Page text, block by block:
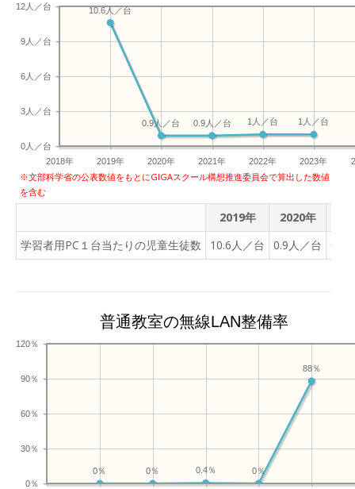
2018年 2019年 2020年 2021年 2022年 2023年
0人／台
3人／台
6人／台
9人／台
12人／台
1人／台
1人／台
0.9人／台
0.9人／台
10.6人／台
※文部科学省の公表数値をもとにGIGAスクール構想推進委員会で算出した数値
を含む
2019年 2020年
学習者用PC１台当たりの児童生徒数
10.6人／台 0.9人／台 0.9
普通教室の無線LAN整備率
0％
30％
60％
90％
120％
88％
0％
0.4％
0％
0％